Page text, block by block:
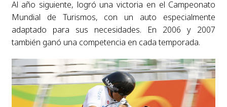
Al año siguiente, logró una victoria en el Campeonato
Mundial de Turismos, con un auto especialmente
adaptado para sus necesidades. En 2006 y 2007
también ganó una competencia en cada temporada.